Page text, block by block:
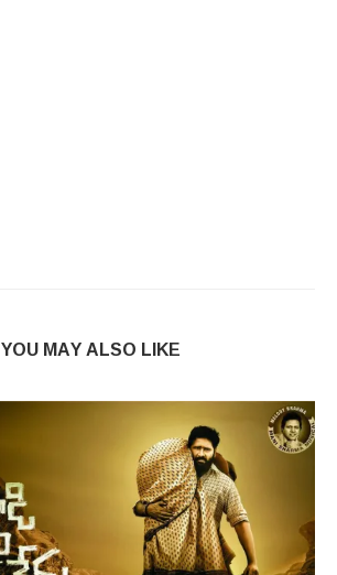
YOU MAY ALSO LIKE